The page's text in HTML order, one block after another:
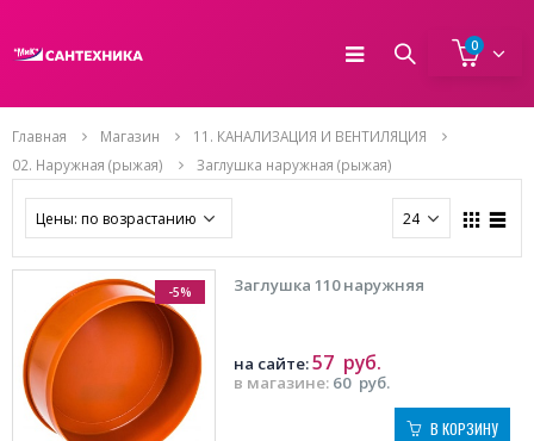
0
Главная Магазин
11. КАНАЛИЗАЦИЯ И ВЕНТИЛЯЦИЯ
02. Наружная (рыжая)
Заглушка наружная (рыжая)
-5% Заглушка 110 наружняя
в магазине: 60 руб.
на сайте:57 руб.
В КОРЗИНУ